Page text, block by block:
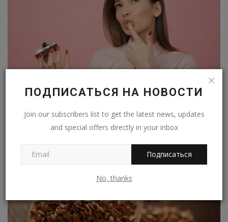
ПОДПИСАТЬСЯ НА НОВОСТИ
Join our subscribers list to get the latest news, updates
and special offers directly in your inbox
Подписаться
No, thanks
Владимир К. 384